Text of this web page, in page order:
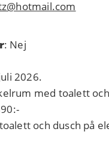
: Nej
2026.
med toalett
och dusch på